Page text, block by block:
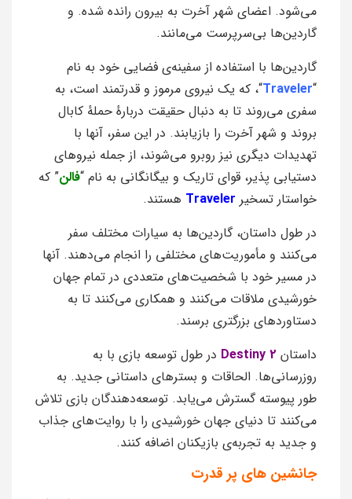
می‌شود. اعضای شهر آخرت به بیرون رانده شده. و
گاردین‌ها بی‌سرپرست می‌مانند.
گاردین‌ها با استفاده از سفینه‌ی فضایی خود به نام
“
Traveler“، که یک نیروی مرموز و قدرتمند است، به
سفری می‌روند تا به دنبال حقیقت دربارهٔ حملهٔ کابال
بروند و شهر آخرت را بازیابند. در این سفر، آنها با
تهدیدات دیگری نیز روبرو می‌شوند، از جمله نیروهای
دستیابی پذیر، قوای تاریک و بیگانگانی به نام “فالن” که
خواستار تسخیر Traveler هستند.
در طول داستان، گاردین‌ها به سیارات مختلف سفر
می‌کنند و مأموریت‌های مختلفی را انجام می‌دهند. آنها
در مسیر خود با شخصیت‌های متعددی در تمام جهان
خورشیدی ملاقات می‌کنند و همکاری می‌کنند تا به
دستاوردهای بزرگتری برسند.
داستان Destiny 2 در طول توسعه بازی با به
روزرسانی‌ها. الحاقات و بسترهای داستانی جدید. به
طور پیوسته گسترش می‌یابد. توسعه‌دهندگان بازی تلاش
می‌کنند تا دنیای جهان خورشیدی را با روایت‌های جذاب
و جدید به تجربه‌ی بازیکنان اضافه کنند.
جانشین های پر قدرت